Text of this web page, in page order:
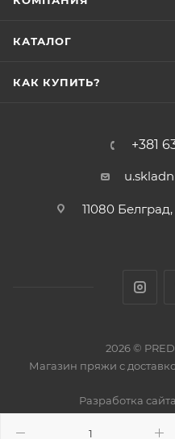
КАТАЛОГ
КАК КУПИТЬ?
+381
11080
2026 ©
Магазин пряжи с
Разработка